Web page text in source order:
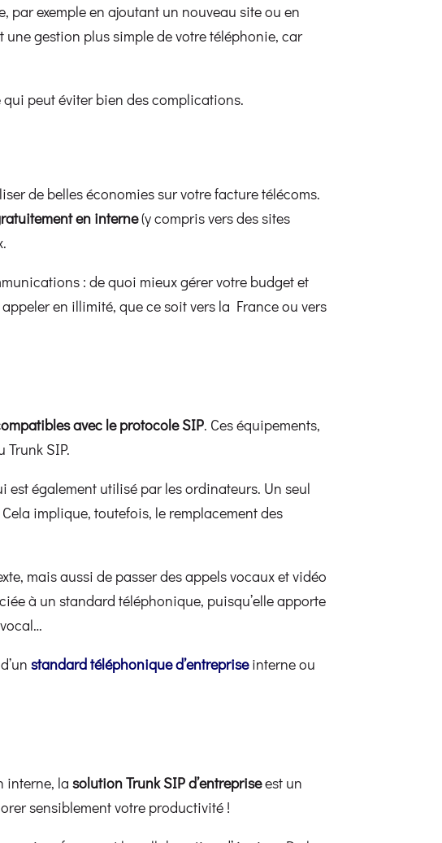
exemple en ajoutant un nouveau site ou en
gestion plus simple de votre téléphonie, car
qui peut éviter bien des complications.
de belles économies sur votre facture télécoms.
en interne(y compris vers des sites
: de quoi mieux gérer votre budget et
en illimité, que ce soit vers la France ou vers
avec le protocole SIP. Ces équipements,
SIP.
est également utilisé par les ordinateurs. Un seul
implique, toutefois, le remplacement des
mais aussi de passer des appels vocaux et vidéo
à un standard téléphonique, puisqu’elle apporte
standard téléphonique d’entrepriseinterne ou
interne, lasolution Trunk SIP d’entrepriseest un
sensiblement votre productivité !